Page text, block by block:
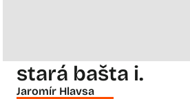
stará bašta i.
Jaromír Hlavsa